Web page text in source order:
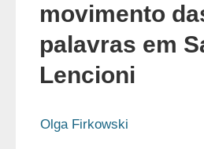
movimento
palavras em
Lencioni
Olga Firkowski